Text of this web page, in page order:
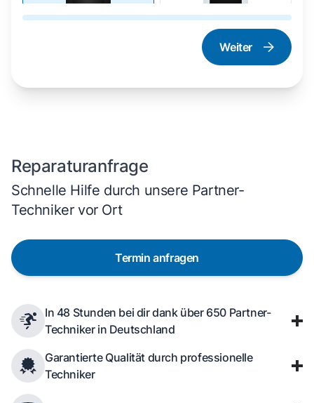
Herd und Backofen
Weiter
Reparaturanfrage
Schnelle Hilfe durch unsere Partner-
Techniker vor Ort
Termin anfragen
In 48 Stunden bei dir dank über 650 Partner-
Techniker in Deutschland
Garantierte Qualität durch professionelle
Techniker